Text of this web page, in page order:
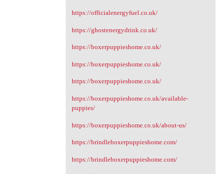
https://officialenergyfuel.co.uk/
https://ghostenergydrink.co.uk/
https://boxerpuppieshome.co.uk/
https://boxerpuppieshome.co.uk/
https://boxerpuppieshome.co.uk/
https://boxerpuppieshome.co.uk/available-
puppies/
https://boxerpuppieshome.co.uk/about-us/
https://brindleboxerpuppieshome.com/
https://brindleboxerpuppieshome.com/